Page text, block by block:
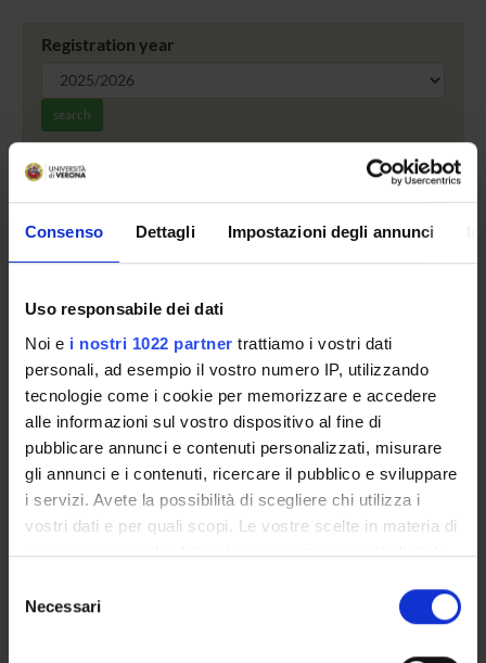
Consenso Dettagli Impostazioni degli annunci
Uso responsabile dei dati
Noi e i nostri 1022 partner trattiamo i vostri dati
personali, ad esempio il vostro numero IP, utilizzando
tecnologie come i cookie per memorizzare e accedere
alle informazioni sul vostro dispositivo al fine di
pubblicare annunci e contenuti personalizzati, misurare
gli annunci e i contenuti, ricercare il pubblico e sviluppare
i servizi. Avete la possibilità di scegliere chi utilizza i
vostri dati e per quali scopi. Le vostre scelte in materia di
privacy sono applicabili solo su questa proprietà digitale
modificare o revocare il proprio consenso in qualsiasi
momento dalla Dichiarazione sui cookie o facendo clic
delNecessari
Registration year
search
No information about enrolments in this course are
curently available.
Enrolment Policy
Courses
Academic Calendar
Degree Programme
Lesson timetable
Exam calendar
Notices
Thesis and internship proposals
Faculty staff